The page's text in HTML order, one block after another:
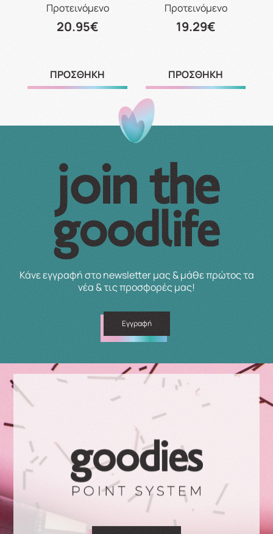
Προτεινόμενο
20.95€
ΠΡΟΣΘΗΚΗ
Προτεινόμενο
19.29€
ΠΡΟΣΘΗΚΗ
Κάνε εγγραφή στο newsletter μας & μάθε πρώτος τα
νέα & τις προσφορές μας!
Εγγραφή